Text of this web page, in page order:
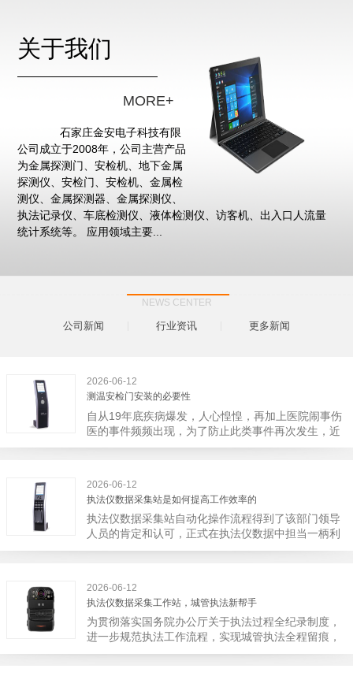
关于我们
MORE+
石家庄金安电子科技有限
公司成立于2008年，公司主营产品
为金属探测门、安检机、地下金属
探测仪、安检门、安检机、金属检
测仪、金属探测器、金属探测仪、
执法记录仪、车底检测仪、液体检测仪、访客机、出入口人流量
统计系统等。 应用领域主要...
NEWS CENTER
公司新闻 行业资讯 更多新闻
2026-06-12
测温安检门安装的必要性
自从19年底疾病爆发，人心惶惶，再加上医院闹事伤
医的事件频频出现，为了防止此类事件再次发生，近
日，广西南宁市卫建委发出通知，要求当地市属各三
大体只有两个，其一，安装安检门是否会激化矛盾。
其二，安装安检门可以防范于未然。1月6号当天，南
宁市第二医院刚试行安检的首日，检查出10多把各类
刀具和一把管制类刀具。近来伤医事件屡屡发生，安
装安检门可以缓解医生安全感不足的问题，同时安检
2026-06-12
执法仪数据采集站是如何提高工作效率的
执法仪数据采集站自动化操作流程得到了该部门领导
人员的肯定和认可，正式在执法仪数据中担当一柄利
剑。 执法仪数据采集站对于执法仪数据资料的管理
备能自动读取目标对象，并同步到采集站中，此外设
备具有断点续传的功能，如果碰到网络故障，可以从
已经上传或下载的部分开始继续上传下载未完成的部
分，而没有必要从头开始上传下载，能节省时间，提
高速度。再者待数据传输完毕之后，执法仪数据采集
2026-06-12
执法仪数据采集工作站，城管执法新帮手
为贯彻落实国务院办公厅关于执法过程全纪录制度，
进一步规范执法工作流程，实现城管执法全程留痕，
深入推进执法队伍规范化建设，给城管执法工作添加